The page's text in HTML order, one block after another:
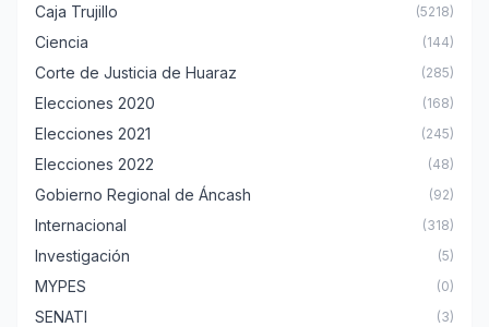
Caja Trujillo (5218)
Ciencia (144)
Corte de Justicia de Huaraz (285)
Elecciones 2020 (168)
Elecciones 2021 (245)
Elecciones 2022 (48)
Gobierno Regional de Áncash (92)
Internacional (318)
Investigación (5)
MYPES (0)
SENATI (3)